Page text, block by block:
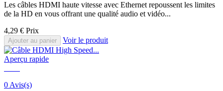
Les câbles HDMI haute vitesse avec Ethernet repoussent les limites
de la HD en vous offrant une qualité audio et vidéo...
4,29 € Prix
Ajouter au panier Voir le produit
Aperçu rapide
0 Avis(s)